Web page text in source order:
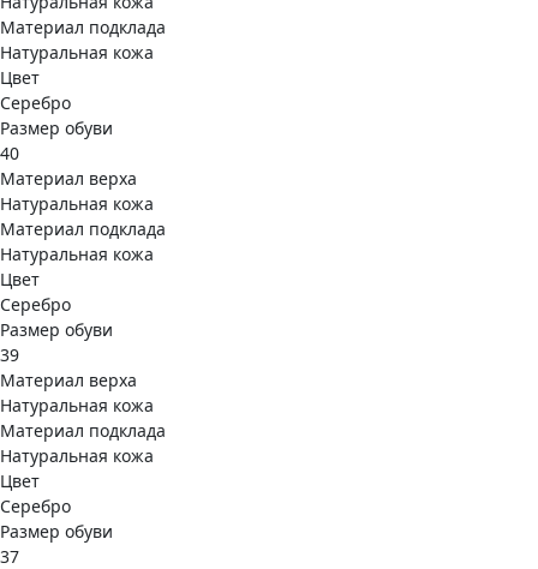
Материал подклада
Натуральная кожа
Цвет
Серебро
Размер обуви
40
Материал верха
Натуральная кожа
Материал подклада
Натуральная кожа
Цвет
Серебро
Размер обуви
39
Материал верха
Натуральная кожа
Материал подклада
Натуральная кожа
Цвет
Серебро
Размер обуви
37